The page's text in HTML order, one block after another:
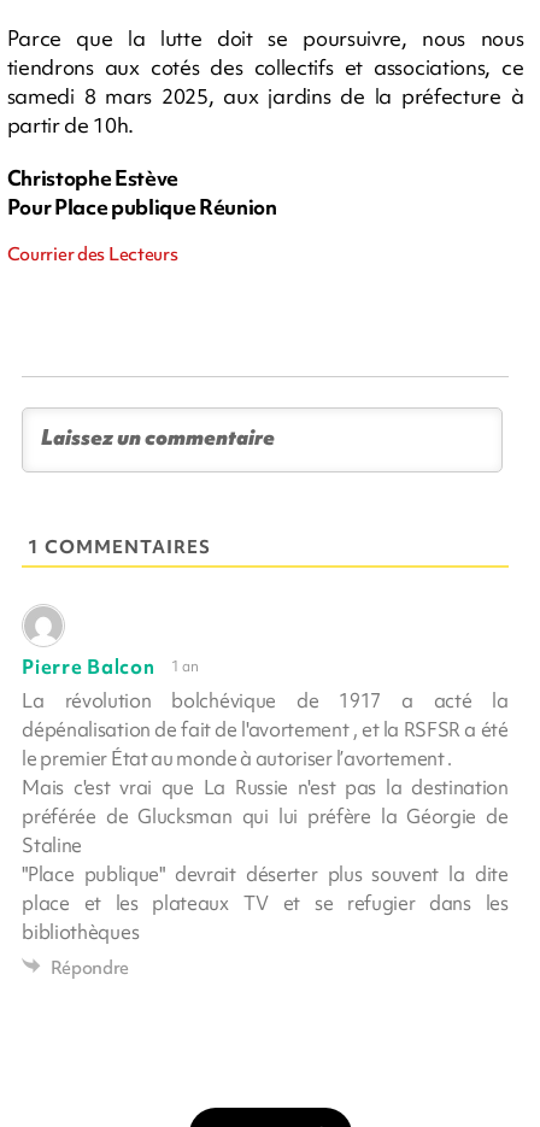
Parce que la lutte doit se poursuivre, nous nous
tiendrons aux cotés des collectifs et associations, ce
samedi 8 mars 2025, aux jardins de la préfecture à
partir de 10h.
Christophe Estève
Pour Place publique Réunion
Courrier des Lecteurs
1 COMMENTAIRES
Pierre Balcon 1 an
La révolution bolchévique de 1917 a acté la
dépénalisation de fait de l'avortement , et la RSFSR a été
le premier État au monde à autoriser l’avortement .
Mais c'est vrai que La Russie n'est pas la destination
préférée de Glucksman qui lui préfère la Géorgie de
Staline
"Place publique" devrait déserter plus souvent la dite
place et les plateaux TV et se refugier dans les
bibliothèques
Répondre